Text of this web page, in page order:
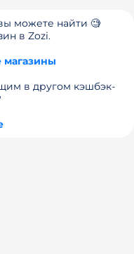
можете найти 🧐
в Zozi.
магазины
в другом кэшбэк-